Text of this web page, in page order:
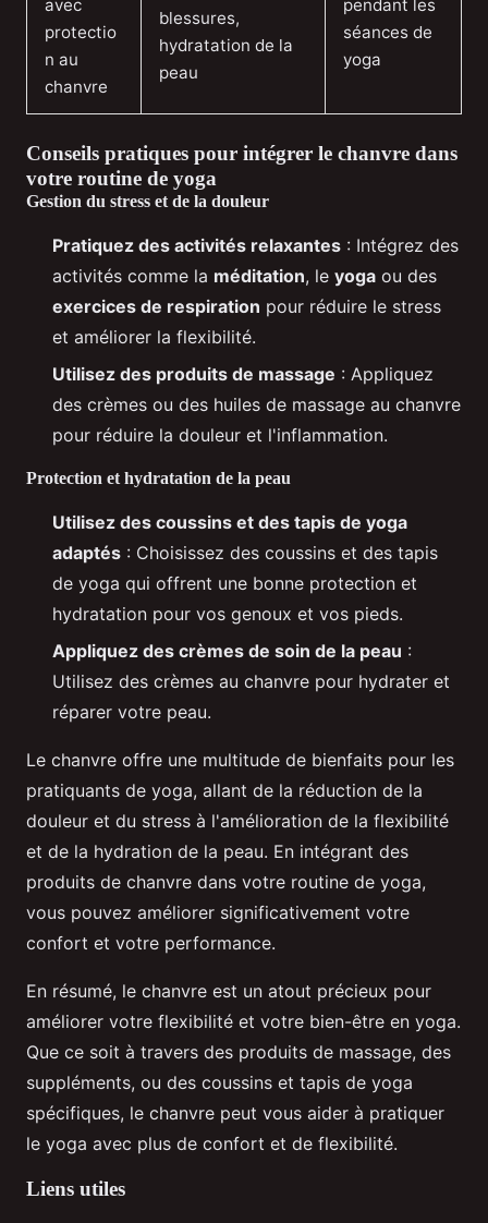
avec
protectio
n au
chanvre
blessures,
hydratation de la
peau
pendant les
séances de
yoga
Conseils pratiques pour intégrer le chanvre dans
votre routine de yoga
Gestion du stress et de la douleur
Pratiquez des activités relaxantes : Intégrez des
activités comme la méditation, le yoga ou des
exercices de respiration pour réduire le stress
et améliorer la flexibilité.
Utilisez des produits de massage : Appliquez
des crèmes ou des huiles de massage au chanvre
pour réduire la douleur et l'inflammation.
Protection et hydratation de la peau
Utilisez des coussins et des tapis de yoga
adaptés : Choisissez des coussins et des tapis
de yoga qui offrent une bonne protection et
hydratation pour vos genoux et vos pieds.
Appliquez des crèmes de soin de la peau :
Utilisez des crèmes au chanvre pour hydrater et
réparer votre peau.
Le chanvre offre une multitude de bienfaits pour les
pratiquants de yoga, allant de la réduction de la
douleur et du stress à l'amélioration de la flexibilité
et de la hydration de la peau. En intégrant des
produits de chanvre dans votre routine de yoga,
vous pouvez améliorer significativement votre
confort et votre performance.
En résumé, le chanvre est un atout précieux pour
améliorer votre flexibilité et votre bien-être en yoga.
Que ce soit à travers des produits de massage, des
suppléments, ou des coussins et tapis de yoga
spécifiques, le chanvre peut vous aider à pratiquer
le yoga avec plus de confort et de flexibilité.
Liens utiles